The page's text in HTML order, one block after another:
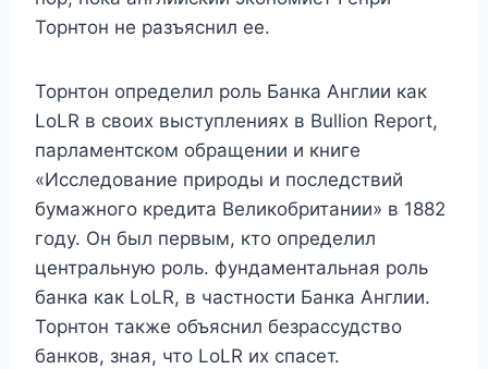
Торнтон не разъяснил ее.
Торнтон определил роль Банка Англии как
LoLR в своих выступлениях в Bullion Report,
парламентском обращении и книге
«Исследование природы и последствий
бумажного кредита Великобритании» в 1882
году. Он был первым, кто определил
центральную роль. фундаментальная роль
банка как LoLR, в частности Банка Англии.
Торнтон также объяснил безрассудство
банков, зная, что LoLR их спасет.